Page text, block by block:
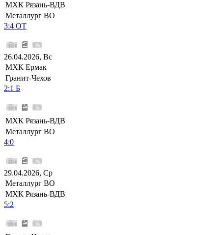
МХК Рязань-ВДВ
Металлург ВО
3:4 ОТ
26.04.2026, Вс
МХК Ермак
Гранит-Чехов
2:1 Б
МХК Рязань-ВДВ
Металлург ВО
4:0
29.04.2026, Ср
Металлург ВО
МХК Рязань-ВДВ
5:2